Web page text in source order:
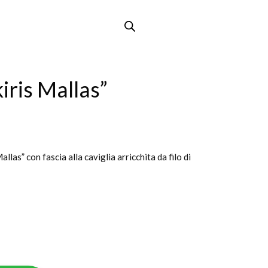
Mallas”
con fascia alla caviglia arricchita da filo di